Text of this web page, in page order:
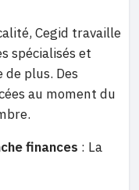
Cegid travaille
spécialisés et
plus. Des
au moment du
finances : La